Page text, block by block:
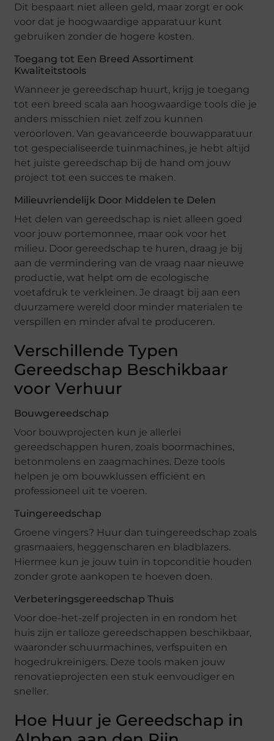
Dit bespaart niet alleen geld, maar zorgt er ook
voor dat je hoogwaardige apparatuur kunt
gebruiken zonder de hogere kosten.
Toegang tot Een Breed Assortiment
Kwaliteitstools
Wanneer je gereedschap huurt, krijg je toegang
tot een breed scala aan hoogwaardige tools die je
anders misschien niet zelf zou kunnen
veroorloven. Van geavanceerde bouwapparatuur
tot gespecialiseerde tuinmachines, je hebt altijd
het juiste gereedschap bij de hand om jouw
project tot een succes te maken.
Milieuvriendelijk Door Middelen te Delen
Het delen van gereedschap is niet alleen goed
voor jouw portemonnee, maar ook voor het
milieu. Door gereedschap te huren, draag je bij
aan de vermindering van de vraag naar nieuwe
productie, wat helpt om de ecologische
voetafdruk te verkleinen. Je draagt bij aan een
duurzamere wereld door minder materialen te
verspillen en minder afval te produceren.
Verschillende Typen
Gereedschap Beschikbaar
voor Verhuur
Bouwgereedschap
Voor bouwprojecten kun je allerlei
gereedschappen huren, zoals boormachines,
betonmolens en zaagmachines. Deze tools
helpen je om bouwklussen efficiënt en
professioneel uit te voeren.
Tuingereedschap
Groene vingers? Huur dan tuingereedschap zoals
grasmaaiers, heggenscharen en bladblazers.
Hiermee kun je jouw tuin in topconditie houden
zonder grote aankopen te hoeven doen.
Verbeteringsgereedschap Thuis
Voor doe-het-zelf projecten in en rondom het
huis zijn er talloze gereedschappen beschikbaar,
waaronder schuurmachines, verfspuiten en
hogedrukreinigers. Deze tools maken jouw
renovatieprojecten een stuk eenvoudiger en
sneller.
Hoe Huur je Gereedschap in